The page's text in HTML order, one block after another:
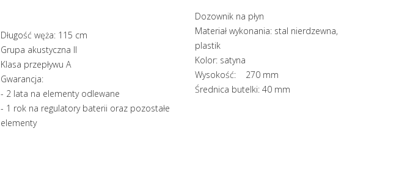
Długość węża: 115 cm
Grupa akustyczna II
Klasa przepływu A
Gwarancja:
- 2 lata na elementy odlewane
- 1 rok na regulatory baterii oraz pozostałe
elementy
Dozownik na płyn
Materiał wykonania: stal nierdzewna,
plastik
Kolor: satyna
Wysokość: 270 mm
Średnica butelki: 40 mm